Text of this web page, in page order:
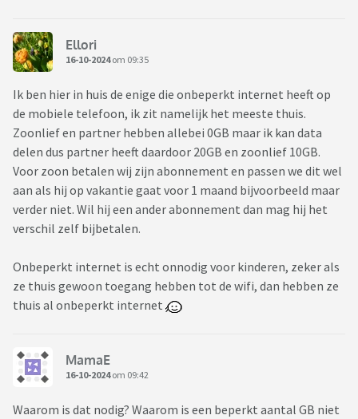
Ellori
16-10-2024om 09:35
Ik ben hier in huis de enige die onbeperkt internet heeft op
de mobiele telefoon, ik zit namelijk het meeste thuis.
Zoonlief en partner hebben allebei 0GB maar ik kan data
delen dus partner heeft daardoor 20GB en zoonlief 10GB.
Voor zoon betalen wij zijn abonnement en passen we dit wel
aan als hij op vakantie gaat voor 1 maand bijvoorbeeld maar
verder niet. Wil hij een ander abonnement dan mag hij het
verschil zelf bijbetalen.
Onbeperkt internet is echt onnodig voor kinderen, zeker als
ze thuis gewoon toegang hebben tot de wifi, dan hebben ze
thuis al onbeperkt internet
MamaE
16-10-2024om 09:42
Waarom is dat nodig? Waarom is een beperkt aantal GB niet